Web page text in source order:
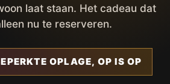
laat staan. Het cadeau dat
nu te reserveren.
OPLAGE, OP IS OP